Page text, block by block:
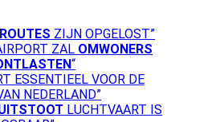
ZIJN OPGELOST”
ZAL OMWONERS
“
ESSENTIEEL VOOR DE
NEDERLAND”
LUCHTVAART IS